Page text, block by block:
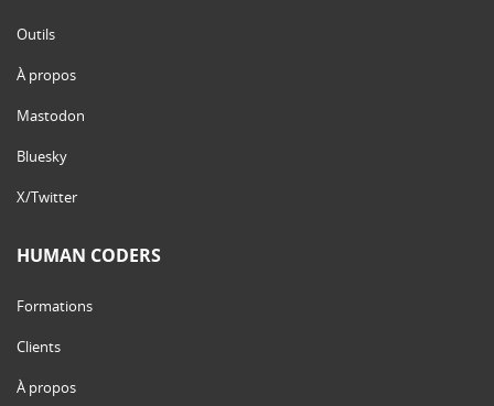
Outils
À propos
Mastodon
Bluesky
X/Twitter
HUMAN CODERS
Formations
Clients
À propos